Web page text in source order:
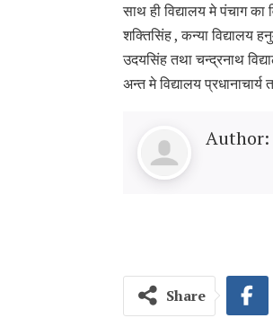
साथ ही विद्यालय मे पंचाग का
शक्तिसिंह , कन्या विद्यालय
उदयसिंह तथा चन्द्रनाथ
अन्त मे विद्यालय
Author:
Share